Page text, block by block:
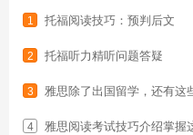
1 托福阅读技巧：预判后文
2 托福听力精听问题答疑
3 雅思除了出国留学，还有这些
4 雅思阅读考试技巧介绍掌握